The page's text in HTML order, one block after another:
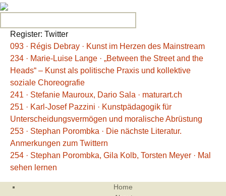
Register: Twitter
093 · Régis Debray · Kunst im Herzen des Mainstream
234 · Marie-Luise Lange · „Between the Street and the
Heads“ – Kunst als politische Praxis und kollektive
soziale Choreografie
241 · Stefanie Mauroux, Dario Sala · maturart.ch
251 · Karl-Josef Pazzini · Kunstpädagogik für
Unterscheidungsvermögen und moralische Abrüstung
253 · Stephan Porombka · Die nächste Literatur.
Anmerkungen zum Twittern
254 · Stephan Porombka, Gila Kolb, Torsten Meyer · Mal
sehen lernen
Home